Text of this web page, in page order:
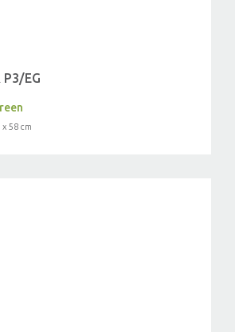
P3/EG
58 cm